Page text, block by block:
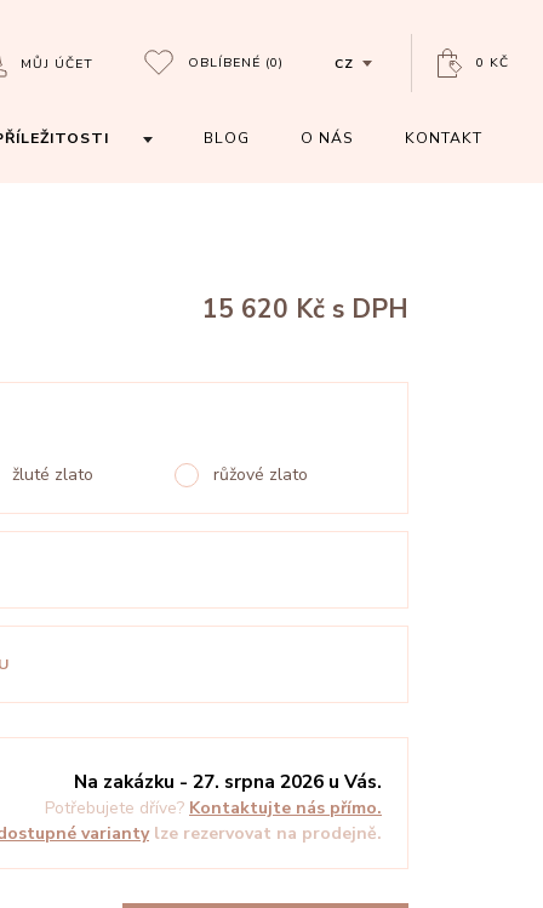
MŮJ ÚČET OBLÍBENÉ (0) CZ 0 KČ
BLOG O NÁS KONTAKT
15 620 Kč s DPH
žluté zlato růžové zlato
Na zakázku - 27. srpna 2026 u Vás.
Potřebujete dříve? Kontaktujte nás přímo.
varianty lze rezervovat na prodejně.